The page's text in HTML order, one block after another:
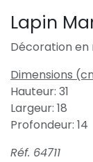
Lapin
Décoration en
Dimensions
Hauteur: 31
Largeur: 18
Profondeur: 14
Réf. 64711